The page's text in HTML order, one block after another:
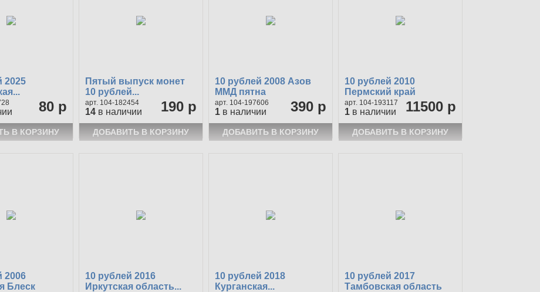
2025
80 р
Пятый выпуск монет
10 рублей...
190 р
104-182454
14 в наличии
10 рублей 2008 Азов
ММД пятна
390 р
104-197606
1 в наличии
10 рублей 2010
Пермский край
11500 р
104-193117
1 в наличии
2006
Блеск
10 рублей 2016
Иркутская область...
10 рублей 2018
Курганская...
10 рублей 2017
Тамбовская область